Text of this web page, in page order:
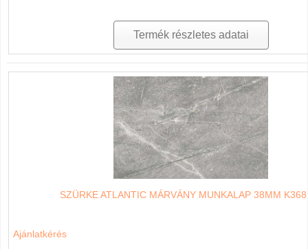
Termék részletes adatai
SZÜRKE ATLANTIC MÁRVÁNY MUNKALAP 38MM
Ajánlatkérés